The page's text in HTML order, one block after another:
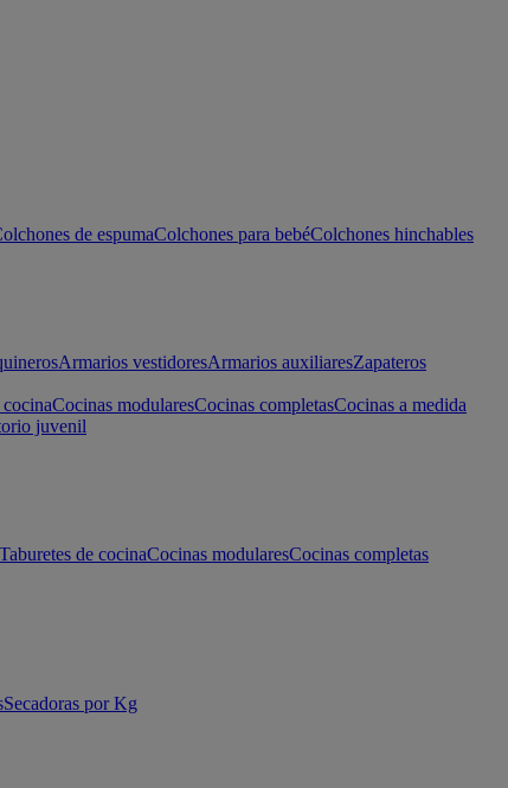
de espumaColchones para bebéColchones hinchables
Armarios vestidoresArmarios auxiliaresZapateros
Cocinas modularesCocinas completasCocinas a medida
juvenil
Taburetes de cocinaCocinas modularesCocinas completas
Secadoras por Kg